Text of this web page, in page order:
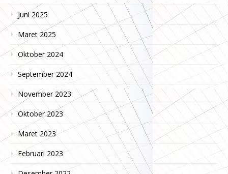
Juni 2025
Maret 2025
Oktober 2024
September 2024
November 2023
Oktober 2023
Maret 2023
Februari 2023